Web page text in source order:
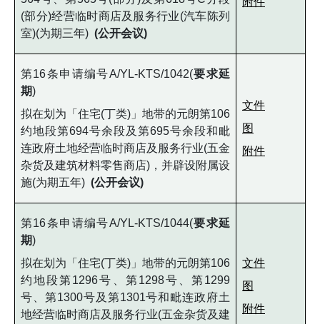
(部分)经营临时商店及服务行业(汽车陈列
室)(为期三年) (公开会议)
第16条申请编号A/YL-KTS/1042(要求延
期)
拟在划为「住宅(丁类)」地带的元朗第106
约地段第694号余段及第695号余段和毗
连政府土地经营临时商店及服务行业(五金
杂货及建筑材料零售商店)，并辟设附属设
施(为期五年) (公开会议)
文件
图
附件
第16条申请编号A/YL-KTS/1044(要求延
期)
拟在划为「住宅(丁类)」地带的元朗第106
约地段第1296号、第1298号、第1299
号、第1300号及第1301号和毗连政府土
地经营临时商店及服务行业(五金杂货及建
文件
图
附件